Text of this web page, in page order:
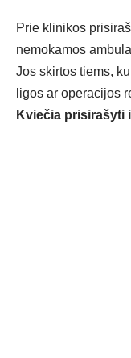
Prie klinikos
nemokamos
Jos skirtos tiems,
ligos ar operacijos
Kviečia prisirašyti